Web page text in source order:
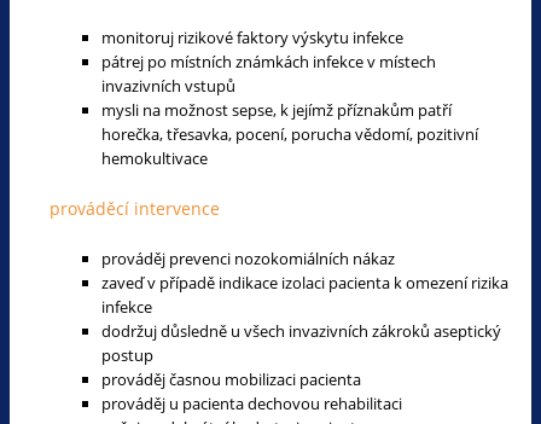
monitoruj rizikové faktory výskytu infekce
pátrej po místních známkách infekce v místech
invazivních vstupů
mysli na možnost sepse, k jejímž příznakům patří
horečka, třesavka, pocení, porucha vědomí, pozitivní
hemokultivace
prováděcí intervence
prováděj prevenci nozokomiálních nákaz
zaveď v případě indikace izolaci pacienta k omezení rizika
infekce
dodržuj důsledně u všech invazivních zákroků aseptický
postup
prováděj časnou mobilizaci pacienta
prováděj u pacienta dechovou rehabilitaci